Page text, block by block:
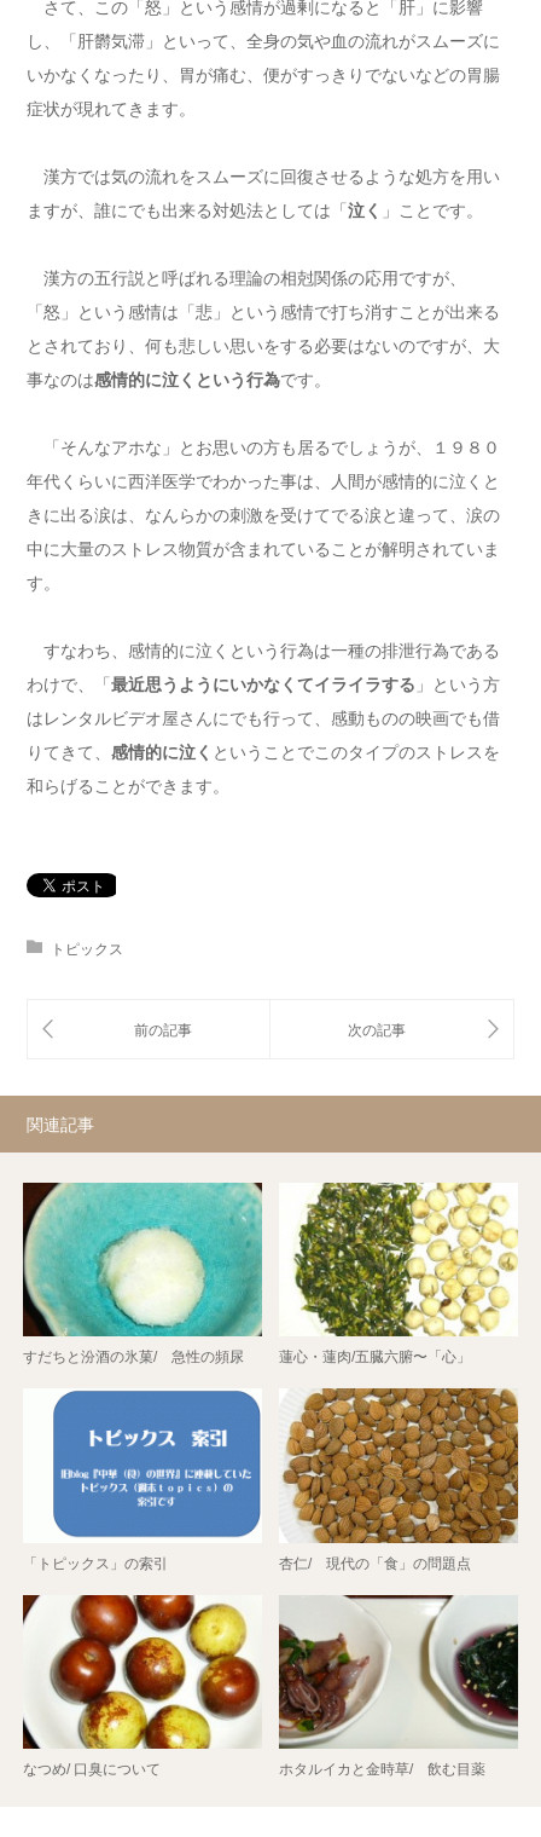
さて、この「怒」という感情が過剰になると「肝」に影響
し、「肝欝気滞」といって、全身の気や血の流れがスムーズに
いかなくなったり、胃が痛む、便がすっきりでないなどの胃腸
症状が現れてきます。
漢方では気の流れをスムーズに回復させるような処方を用い
ますが、誰にでも出来る対処法としては「 泣く 」ことです。
漢方の五行説と呼ばれる理論の相尅関係の応用ですが、
「怒」という感情は「悲」という感情で打ち消すことが出来る
とされており、何も悲しい思いをする必要はないのですが、大
事なのは感情的に泣くという行為です。
「そんなアホな」とお思いの方も居るでしょうが、１９８０
年代くらいに西洋医学でわかった事は、人間が感情的に泣くと
きに出る涙は、なんらかの刺激を受けてでる涙と違って、涙の
中に大量のストレス物質が含まれていることが解明されていま
す。
すなわち、感情的に泣くという行為は一種の排泄行為である
わけで、「 最近思うようにいかなくてイライラする 」という方
はレンタルビデオ屋さんにでも行って、感動ものの映画でも借
りてきて、 感情的に泣く ということでこのタイプのストレスを
和らげることができます。
トピックス
関連記事
すだちと汾酒の氷菓/ 急性の頻尿 蓮心・蓮肉/五臓六腑〜「心」
「トピックス」の索引 杏仁/ 現代の「食」の問題点
なつめ/ 口臭について ホタルイカと金時草/ 飲む目薬